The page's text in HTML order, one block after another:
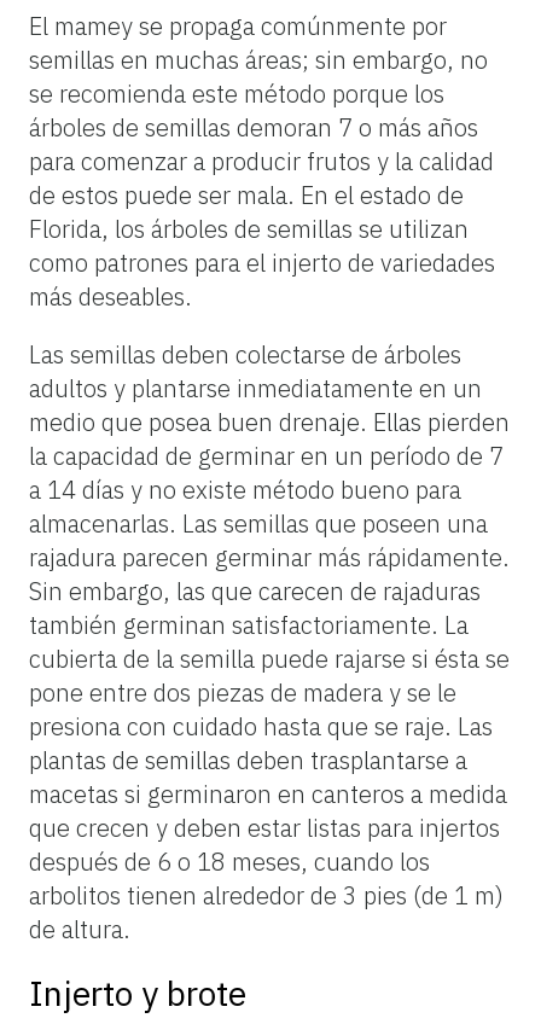
El mamey se propaga comúnmente por
semillas en muchas áreas; sin embargo, no
se recomienda este método porque los
árboles de semillas demoran 7 o más años
para comenzar a producir frutos y la calidad
de estos puede ser mala. En el estado de
Florida, los árboles de semillas se utilizan
como patrones para el injerto de variedades
más deseables.
Las semillas deben colectarse de árboles
adultos y plantarse inmediatamente en un
medio que posea buen drenaje. Ellas pierden
la capacidad de germinar en un período de 7
a 14 días y no existe método bueno para
almacenarlas. Las semillas que poseen una
rajadura parecen germinar más rápidamente.
Sin embargo, las que carecen de rajaduras
también germinan satisfactoriamente. La
cubierta de la semilla puede rajarse si ésta se
pone entre dos piezas de madera y se le
presiona con cuidado hasta que se raje. Las
plantas de semillas deben trasplantarse a
macetas si germinaron en canteros a medida
que crecen y deben estar listas para injertos
después de 6 o 18 meses, cuando los
arbolitos tienen alrededor de 3 pies (de 1 m)
de altura.
Injerto y brote